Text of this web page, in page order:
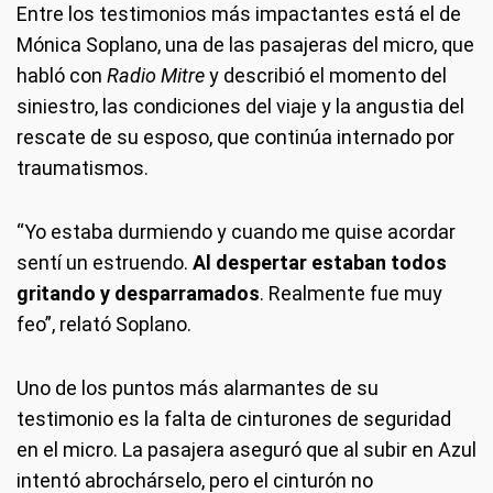
Entre los testimonios más impactantes está el de
Mónica Soplano, una de las pasajeras del micro, que
habló con Radio Mitrey describió el momento del
siniestro, las condiciones del viaje y la angustia del
rescate de su esposo, que continúa internado por
traumatismos.
“Yo estaba durmiendo y cuando me quise acordar
sentí un estruendo. Al despertar estaban todos
gritando y desparramados. Realmente fue muy
feo”, relató Soplano.
Uno de los puntos más alarmantes de su
testimonio es la falta de cinturones de seguridad
en el micro. La pasajera aseguró que al subir en Azul
intentó abrochárselo, pero el cinturón no